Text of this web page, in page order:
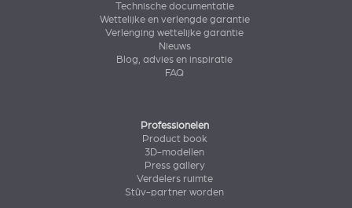
Technische documentatie
Wettelijke en verlengde garantie
Verlenging wettelijke garantie
Nieuws
Blog, advies en inspiratie
FAQ
Professionelen
Product book
3D-modellen
Press gallery
Verdelers ruimte
Stûv-partner worden